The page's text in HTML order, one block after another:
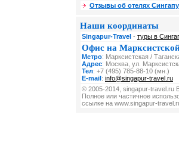
Отзывы об отелях
Наши координаты
Singapur-Travel - туры в
Офис на
Метро: Марксистская /
Адрес: Москва, ул.
Тел: +7 (495) 785-88-10 (мн.)
E-mail: info@singapur-travel.ru
© 2005-2014, singapur-travel.ru
Полное или частичное
ссылке на www.singapur-